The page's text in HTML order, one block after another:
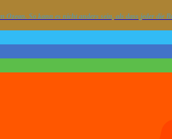
So kann es nicht anders sein, als dass jeder die